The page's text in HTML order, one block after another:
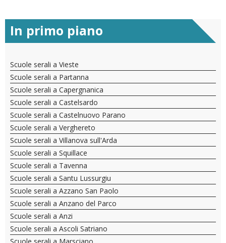
In primo piano
Scuole serali a Vieste
Scuole serali a Partanna
Scuole serali a Capergnanica
Scuole serali a Castelsardo
Scuole serali a Castelnuovo Parano
Scuole serali a Verghereto
Scuole serali a Villanova sull'Arda
Scuole serali a Squillace
Scuole serali a Tavenna
Scuole serali a Santu Lussurgiu
Scuole serali a Azzano San Paolo
Scuole serali a Anzano del Parco
Scuole serali a Anzi
Scuole serali a Ascoli Satriano